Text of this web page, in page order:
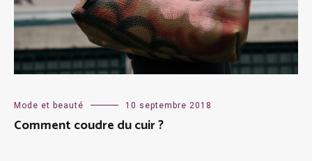
Mode et beauté 10 septembre 2018
Comment coudre du cuir ?